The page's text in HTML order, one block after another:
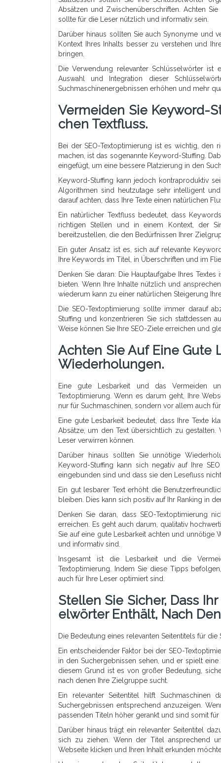
Absätzen und Zwischenüberschriften. Achten
sollte für die Leser nützlich und informativ sein.
Darüber hinaus sollten Sie auch Synonyme und
Kontext Ihres Inhalts besser zu verstehen und
bringen.
Die Verwendung relevanter Schlüsselwörter ist
Auswahl und Integration dieser
Suchmaschinenergebnissen erhöhen und mehr
Vermeiden Sie Keyword-
Chen Textfluss.
Bei der SEO-Textoptimierung ist es wichtig, den
machen, ist das sogenannte Keyword-Stuffing.
eingefügt, um eine bessere Platzierung in den
Keyword-Stuffing kann jedoch kontraproduktiv
Algorithmen sind heutzutage sehr intelligent
darauf achten, dass Ihre Texte einen natürlichen
Ein natürlicher Textfluss bedeutet, dass
richtigen Stellen und in einem Kontext, der
bereitzustellen, die den Bedürfnissen Ihrer
Ein guter Ansatz ist es, sich auf relevante
Ihre Keywords im Titel, in Überschriften und im
Denken Sie daran: Die Hauptaufgabe Ihres
bieten. Wenn Ihre Inhalte nützlich und
wiederum kann zu einer natürlichen Steigerung
Die SEO-Textoptimierung sollte immer darauf
Stuffing und konzentrieren Sie sich stattdessen
Weise können Sie Ihre SEO-Ziele erreichen und
Achten Sie Auf Eine Gute
Wiederholungen.
Eine gute Lesbarkeit und das Vermeiden
Textoptimierung. Wenn es darum geht, Ihre
nur für Suchmaschinen, sondern vor allem auch
Eine gute Lesbarkeit bedeutet, dass Ihre Texte
Absätze, um den Text übersichtlich zu
Leser verwirren können.
Darüber hinaus sollten Sie unnötige
Keyword-Stuffing kann sich negativ auf Ihre
eingebunden sind und dass sie den Lesefluss
Ein gut lesbarer Text erhöht die
bleiben. Dies kann sich positiv auf Ihr Ranking in
Denken Sie daran, dass SEO-Textoptimierung
erreichen. Es geht auch darum, qualitativ
Sie auf eine gute Lesbarkeit achten und unnötige
und informativ sind.
Insgesamt ist die Lesbarkeit und die
Textoptimierung. Indem Sie diese Tipps
auch für Ihre Leser optimiert sind.
Stellen Sie Sicher, Dass
Elwörter Enthält, Nach
Die Bedeutung eines relevanten Seitentitels für die
Ein entscheidender Faktor bei der SEO-
in den Suchergebnissen sehen, und er spielt
diesem Grund ist es von großer Bedeutung,
nach denen Ihre Zielgruppe sucht.
Ein relevanter Seitentitel hilft
Suchergebnissen entsprechend anzuzeigen.
passenden Titeln höher gerankt und sind somit
Darüber hinaus trägt ein relevanter Seitentitel
sich zu ziehen. Wenn der Titel ansprechend
Webseite klicken und Ihren Inhalt erkunden